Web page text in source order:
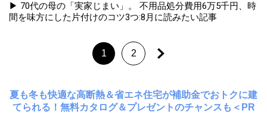
▶ 70代の母の「実家じまい」。 不用品処分費用6万5千円、時
間を味方にした片付けのコツ3つ:8月に読みたい記事
1 2
夏も冬も快適な高断熱＆省エネ住宅が補助金でおトクに建
てられる！無料カタログ＆プレゼントのチャンスも＜PR